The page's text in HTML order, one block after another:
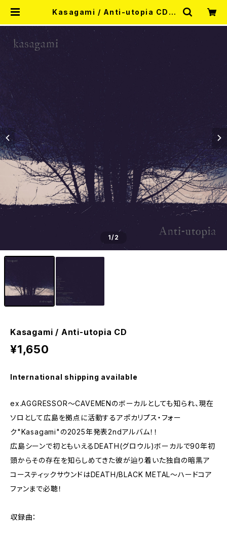
Kasagami / Anti-utopia CD |
1/2
Kasagami / Anti-utopia CD
¥1,650
International shipping available
ex.AGGRESSOR～CAVEMENのボーカルとしても知られ、現在
ソロとして広島を拠点に活動するアポカリプス・フォー
ク"Kasagami"の2025年発表2ndアルバム！！
広島シーンで初ともいえるDEATH(グロウル)ボーカルで90年初
頭からその存在を知らしめてきた彼が辿り着いた独自の暗黒ア
コースティックサウンドはDEATH/BLACK METAL～ハードコア
ファンまで必聴！
収録曲：